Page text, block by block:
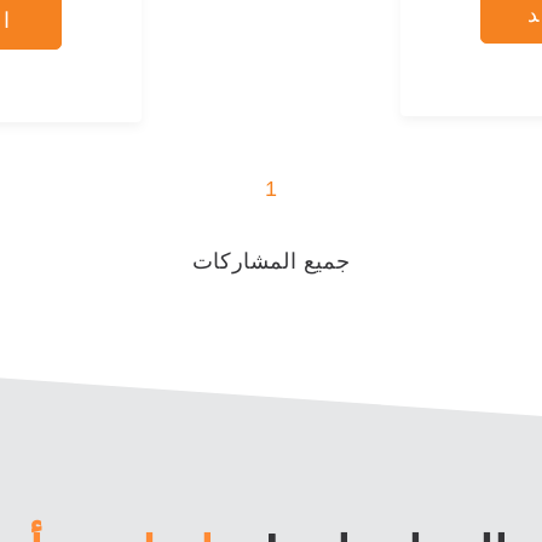
1
جميع المشاركات